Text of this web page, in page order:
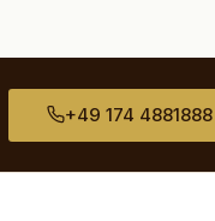
+49 174 4881888